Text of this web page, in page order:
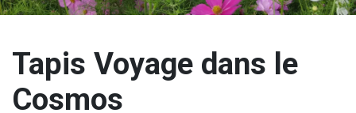
Tapis Voyage dans le
Cosmos